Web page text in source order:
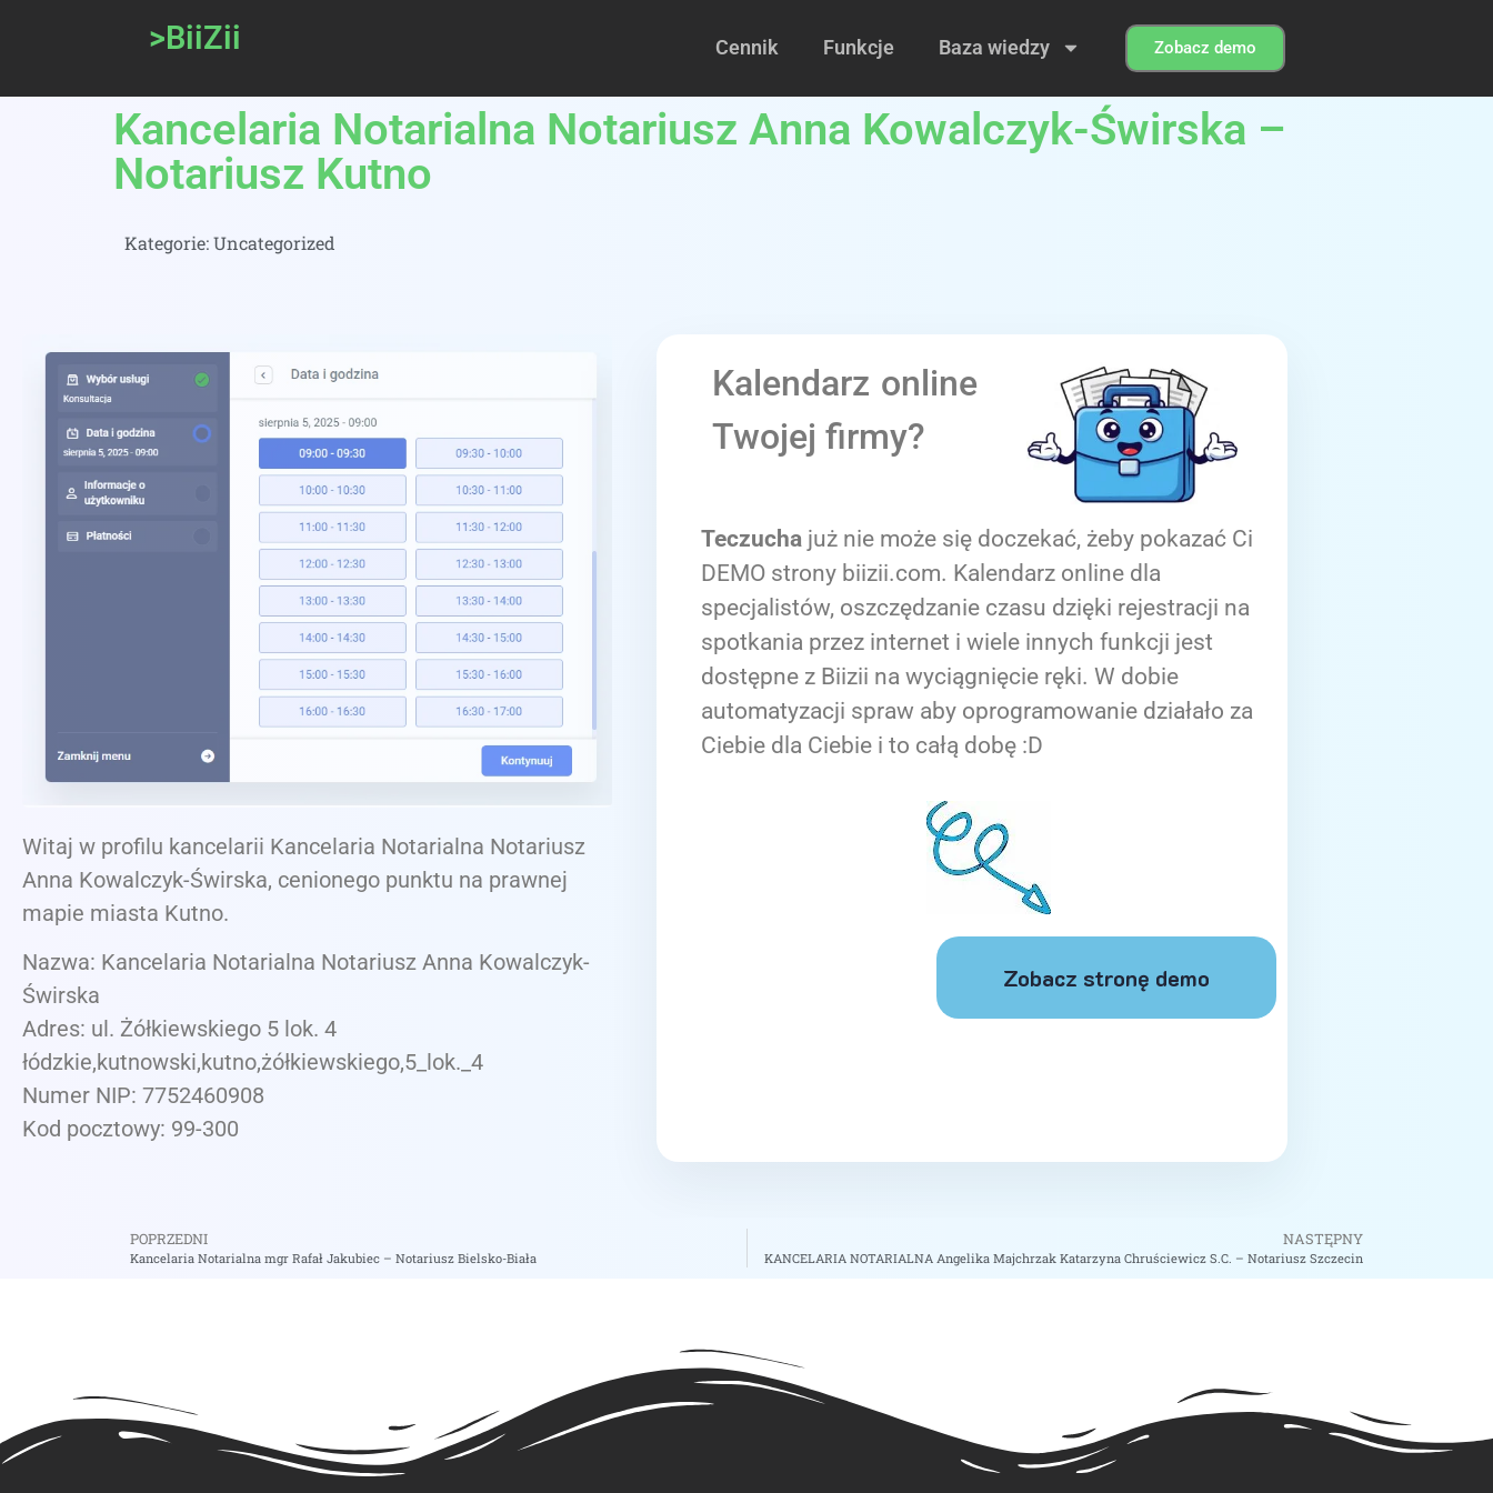
>BiiZii Cennik Funkcje Baza wiedzy Zobacz demo
Kancelaria Notarialna Notariusz Anna Kowalczyk-Świrska –
Notariusz Kutno
Kategorie:Uncategorized
Witaj w profilu kancelarii Kancelaria Notarialna Notariusz
Anna Kowalczyk-Świrska, cenionego punktu na prawnej
mapie miasta Kutno.
Nazwa: Kancelaria Notarialna Notariusz Anna Kowalczyk-
Świrska
Adres: ul. Żółkiewskiego 5 lok. 4
łódzkie,kutnowski,kutno,żółkiewskiego,5_lok._4
Numer NIP: 7752460908
Kod pocztowy: 99-300
Kalendarz online
Twojej firmy?
Teczucha już nie może się doczekać, żeby pokazać Ci
DEMO strony biizii.com. Kalendarz online dla
specjalistów, oszczędzanie czasu dzięki rejestracji na
spotkania przez internet i wiele innych funkcji jest
dostępne z Biizii na wyciągnięcie ręki. W dobie
automatyzacji spraw aby oprogramowanie działało za
Ciebie dla Ciebie i to całą dobę :D
Zobacz stronę demo
POPRZEDNI
Kancelaria Notarialna mgr Rafał Jakubiec – Notariusz Bielsko-Biała
NASTĘPNY
KANCELARIA NOTARIALNA Angelika Majchrzak Katarzyna Chruściewicz S.C. – Notariusz Szczecin